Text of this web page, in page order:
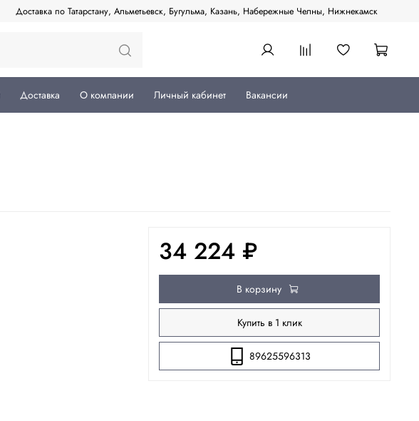
Доставка по Татарстану, Альметьевск, Бугульма, Казань, Набережные Челны, Нижнекамск
Доставка О компании Личный кабинет
Вакансии
34 224 ₽
В корзину
Купить в 1 клик
89625596313